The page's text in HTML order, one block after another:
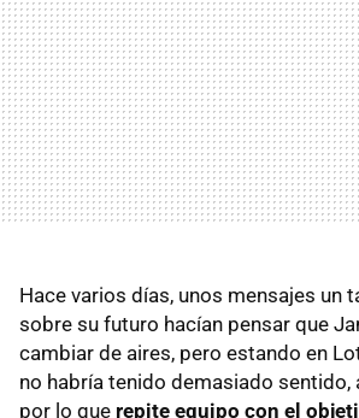
Hace varios días, unos mensajes un
sobre su futuro hacían pensar que
cambiar de aires, pero estando en
no habría tenido demasiado sentido,
por lo que repite equipo con el